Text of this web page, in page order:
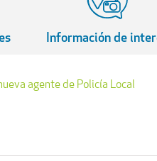
Información de
agente de Policía Local